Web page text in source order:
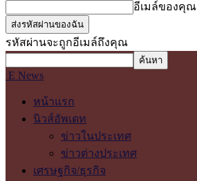
อีเมล์ของคุณ
รหัสผ่านจะถูกอีเมล์ถึงคุณ
E News
หน้าแรก
นิวส์อัพเดท
ข่าวในประเทศ
ข่าวต่างประเทศ
เศรษฐกิจ/ธุรกิจ